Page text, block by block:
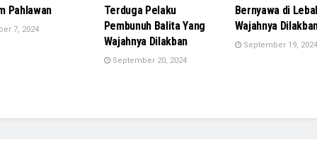
Pahlawan
7, 2024
Terduga Pelaku
Pembunuh Balita Yang
Wajahnya Dilakban
September 20, 2024
Bernyawa di
Wajahnya
September 19, 2024